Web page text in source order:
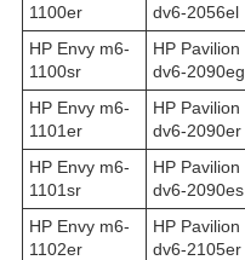
1100er
dv6-2056el
HP Envy m6-
1100sr
HP Pavilion
dv6-2090eg
HP Envy m6-
1101er
HP Pavilion
dv6-2090er
HP Envy m6-
1101sr
HP Pavilion
dv6-2090es
HP Envy m6-
1102er
HP Pavilion
dv6-2105er